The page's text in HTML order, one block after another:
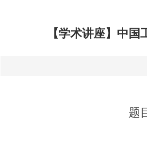
【学术讲座】中
题